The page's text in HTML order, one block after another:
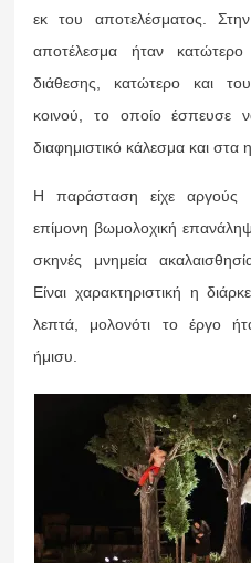
εκ του αποτελέσματος.
αποτέλεσμα ήταν
διάθεσης, κατώτερο και
κοινού, το οποίο έσπευσε
διαφημιστικό κάλεσμα και στα
Η παράσταση είχε αργούς
επίμονη βωμολοχική
σκηνές μνημεία
Είναι χαρακτηριστική η
λεπτά, μολονότι το έργο
ήμισυ.